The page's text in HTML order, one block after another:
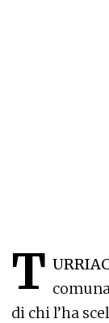
T
di chi l’ha